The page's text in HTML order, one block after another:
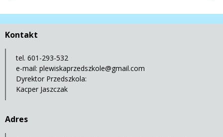
Kontakt
tel. 601-293-532
e-mail: plewiskaprzedszkole@gmail.com
Dyrektor Przedszkola:
Kacper Jaszczak
Adres